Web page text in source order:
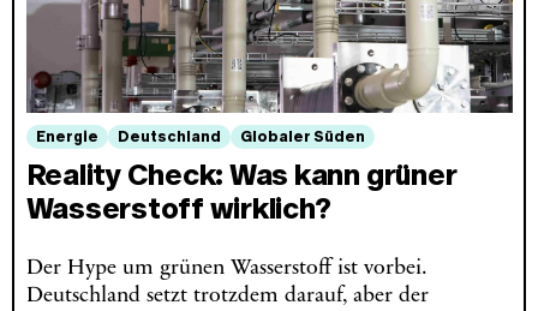
Energie Deutschland Globaler Süden
Reality Check: Was kann grüner
Wasserstoff wirklich?
Der Hype um grünen Wasserstoff ist vorbei.
Deutschland setzt trotzdem darauf, aber der